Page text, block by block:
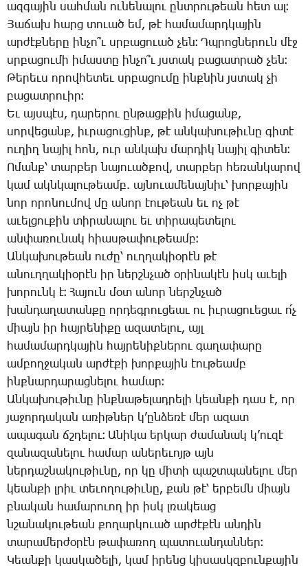
ազ­գա­յին սահ­ման ու­նե­նա­լու ընտ­րու­թեան հետ ալ։
­Յա­ճախ հարց տո­ւած եմ, թէ հա­մա­մարդ­կա­յին
ար­ժէք­նե­րը ին­չո՞ւ սրբա­ցո­ւած չեն։ Դպ­րոց­նե­րուն մէջ
սրբա­ցու­մի ի­մաս­տը ին­չո՞ւ յստակ բա­ցատ­րած չեն։
­Թե­րեւս ո­րով­հե­տեւ սրբա­ցու­մը ինք­նին յստակ չի
բա­ցատ­րո­ւիր։
Եւ այս­պէս, դա­րե­րու ըն­թաց­քին ի­մա­ցանք,
սոր­վե­ցանք, իւ­րա­ցու­ցինք, թէ ան­կա­խու­թիւ­նը գի­տէ
ու­ղիղ նա­յիլ հոն, ուր ան­կախ մար­դիկ նա­յիլ գի­տեն։
Ո­մանք՝ տար­բեր նա­յո­ւած­քով, տար­բեր հե­ռան­կա­րով
կամ ակն­կա­լու­թեամբ. այ­նո­ւա­մե­նայ­նիւ՝ խոր­քա­յին
նոր ո­րո­նու­մով մը ա­նոր էու­թեան եւ ոչ թէ
ա­ւել­ցու­քին տի­րա­նա­լու եւ տի­րա­պե­տե­լու
ան­փա­ռու­նակ հիաս­թա­փու­թեամբ։
Ան­կա­խու­թեան ու­ժը՝ ուղ­ղա­կիօ­րէն թէ
ա­նուղ­ղա­կիօ­րէն իր ներշն­չած օ­րի­նա­կէն իսկ ա­ւե­լի
խո­րունկ է։ ­Հա­յուն մօտ ա­նոր ներշն­չած
խան­դա­ղա­տան­քը որ­դեգ­րու­ցեաւ ու իւ­րա­ցո­ւե­ցաւ ո՛չ
միայն իր հայ­րե­նի­քը ա­զա­տե­լու, այլ
հա­մա­մարդ­կա­յին հայ­րե­նիք­նե­րու գա­ղա­փա­րը
ամ­բող­ջա­կան ար­ժէ­քի խոր­քա­յին էու­թեամբ
ինք­նար­դա­րաց­նե­լու հա­մար։
Ան­կա­խու­թիւ­նը ինք­նա­թե­լադ­րե­լի կեան­քի դաս է, որ
յա­ջոր­դա­կան ա­ռիթ­ներ կ­’ըն­ձե­ռէ մեր ա­զատ
ա­պա­գան ճշդե­լու։ Ա­նի­կա եր­կար ժա­մա­նակ կ­’ու­զէ
զա­նա­զա­նե­լու հա­մար ա­նե­րե­ւոյթ այն
ներ­դաշ­նա­կու­թիւ­նը, որ կը մի­տի պաշտ­պա­նե­լու մեր
կեան­քի լրիւ տե­ւո­ղու­թիւ­նը, քան թէ՝ եր­բեմն միայն
բնա­կան հա­մա­րո­ւող իր իսկ լռա­կեաց
նշա­նա­կու­թեան քո­ղար­կո­ւած ար­ժէ­քէն ան­դին
տա­րա­մեր­ժօ­րէն թա­փա­ռող պա­տո­ւան­դան­ներ։
­Կեան­քի կաս­կա­ծե­լի, կամ ի­րենց կի­սասկզ­բուն­քա­յին